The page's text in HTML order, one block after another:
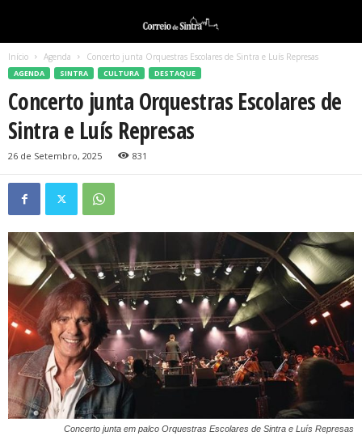
Início Agenda Concerto junta Orquestras Escolares de Sintra e Luís Represas
AGENDA SINTRA CULTURA DESTAQUE
Concerto junta Orquestras Escolares de
Sintra e Luís Represas
26 de Setembro, 2025 831
Concerto junta em palco Orquestras Escolares de Sintra e Luís Represas